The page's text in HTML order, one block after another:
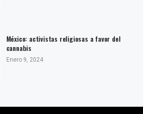
México: activistas religiosas a favor del
cannabis
Enero 9, 2024